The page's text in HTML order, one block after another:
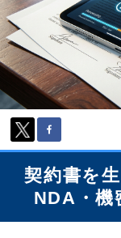
契約書を
NDA・機